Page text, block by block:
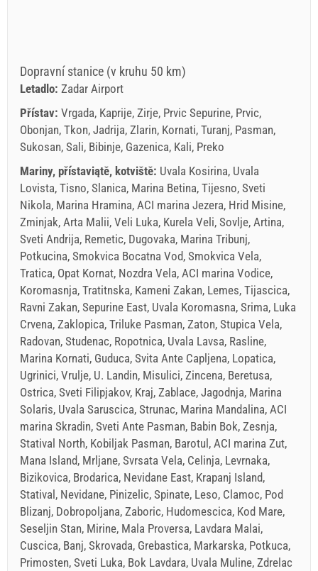
Dopravní stanice (v kruhu 50 km)
Letadlo: Zadar Airport
Přístav: Vrgada, Kaprije, Zirje, Prvic Sepurine, Prvic,
Obonjan, Tkon, Jadrija, Zlarin, Kornati, Turanj, Pasman,
Sukosan, Sali, Bibinje, Gazenica, Kali, Preko
Mariny, přístaviątě, kotviště: Uvala Kosirina, Uvala
Lovista, Tisno, Slanica, Marina Betina, Tijesno, Sveti
Nikola, Marina Hramina, ACI marina Jezera, Hrid Misine,
Zminjak, Arta Malii, Veli Luka, Kurela Veli, Sovlje, Artina,
Sveti Andrija, Remetic, Dugovaka, Marina Tribunj,
Potkucina, Smokvica Bocatna Vod, Smokvica Vela,
Tratica, Opat Kornat, Nozdra Vela, ACI marina Vodice,
Koromasnja, Tratitnska, Kameni Zakan, Lemes, Tijascica,
Ravni Zakan, Sepurine East, Uvala Koromasna, Srima, Luka
Crvena, Zaklopica, Triluke Pasman, Zaton, Stupica Vela,
Radovan, Studenac, Ropotnica, Uvala Lavsa, Rasline,
Marina Kornati, Guduca, Svita Ante Capljena, Lopatica,
Ugrinici, Vrulje, U. Landin, Misulici, Zincena, Beretusa,
Ostrica, Sveti Filipjakov, Kraj, Zablace, Jagodnja, Marina
Solaris, Uvala Saruscica, Strunac, Marina Mandalina, ACI
marina Skradin, Sveti Ante Pasman, Babin Bok, Zesnja,
Statival North, Kobiljak Pasman, Barotul, ACI marina Zut,
Mana Island, Mrljane, Svrsata Vela, Celinja, Levrnaka,
Bizikovica, Brodarica, Nevidane East, Krapanj Island,
Statival, Nevidane, Pinizelic, Spinate, Leso, Clamoc, Pod
Blizanj, Dobropoljana, Zaboric, Hudomescica, Kod Mare,
Seseljin Stan, Mirine, Mala Proversa, Lavdara Malai,
Cuscica, Banj, Skrovada, Grebastica, Markarska, Potkuca,
Primosten, Sveti Luka, Bok Lavdara, Uvala Muline, Zdrelac